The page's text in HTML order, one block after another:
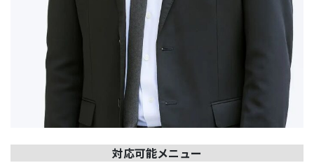
対応可能メニュー